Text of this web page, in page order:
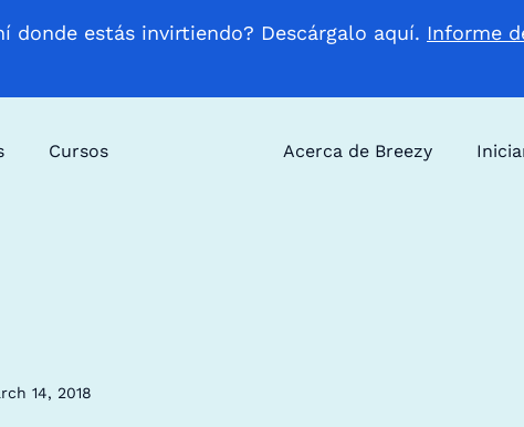
donde estás invirtiendo? Descárgalo aquí. Informe
Cursos Acerca de Breezy
14, 2018